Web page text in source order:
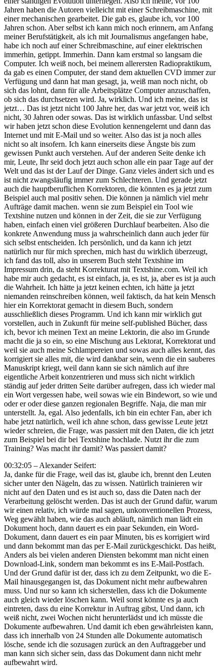
Jahren haben die Autoren vielleicht mit einer Schreibmaschine, mit
einer mechanischen gearbeitet. Die gab es, glaube ich, vor 100
Jahren schon. Aber selbst ich kann mich noch erinnern, am Anfang
meiner Berufstätigkeit, als ich mit Journalismus angefangen habe,
habe ich noch auf einer Schreibmaschine, auf einer elektrischen
immerhin, getippt. Immerhin. Dann kam erstmal so langsam die
Computer. Ich weiß noch, bei meinem allerersten Radiopraktikum,
da gab es einen Computer, der stand dem aktuellen CVD immer zur
Verfügung und dann hat man gesagt, ja, weiß man noch nicht, ob
sich das lohnt, dann für alle Arbeitsplätze Computer anzuschaffen,
ob sich das durchsetzen wird. Ja, wirklich. Und ich meine, das ist
jetzt… Das ist jetzt nicht 100 Jahre her, das war jetzt vor, weiß ich
nicht, 30 Jahren oder sowas. Das ist wirklich unfassbar. Und selbst
wir haben jetzt schon diese Evolution kennengelernt und dann das
Internet und mit E-Mail und so weiter. Also das ist ja noch alles
nicht so alt insofern. Ich kann einerseits diese Ängste bis zum
gewissen Punkt auch verstehen. Auf der anderen Seite denke ich
mir, Leute, Ihr seid doch jetzt auch schon alle ein paar Tage auf der
Welt und das ist der Lauf der Dinge. Ganz vieles ändert sich und es
ist nicht zwangsläufig immer zum Schlechteren. Und gerade jetzt
auch die hauptberuflichen Korrektoren, die könnten es ja jetzt zum
Beispiel auch mal positiv sehen. Die können ja nämlich viel mehr
Aufträge damit machen. wenn sie zum Beispiel ein Tool wie
Textshine nutzen und können in der Zeit, die sie zur Verfügung
haben, einfach einen viel größeren Durchlauf bearbeiten. Also die
konkrete Anwendung muss ja wahrscheinlich dann auch jeder für
sich selbst entscheiden. Ich persönlich, und da kann ich jetzt
natürlich nur für mich sprechen, mich hast du wirklich überzeugt,
ich fand das toll, also in unserem Buch steht Textshine im
Impressum drin, da steht Korrekturat mit Textshine.com. Weil ich
habe mir auch gedacht, es ist einfach, ja, es ist, ja, aber es ist ja auch
die Wahrheit. Ich hätte ja jetzt keinen echten, ich hätte ja jetzt
niemanden reinschreiben können, weil faktisch, da hat kein Mensch
hier ein Korrektorat gemacht in diesem Buch, sondern
ausschließlich dieses Programm. Und ich kann mir wirklich gut
vorstellen, auch in Zukunft für meine self-published Bücher, dass
ich, bevor ich meinen Text an meine Lektorin, die also im Grunde
macht die ja so ein, so eine Mischung aus Lektorat, Korrektorat und
weil sie auch meine Schlampereien und sowas auch alles kennt, das
korrigiert sie alles mit, die wird dankbar sein, wenn die ein sauberes
Manuskript kriegt, weil dann kann sie sich nämlich auf ihre
eigentliche Arbeit konzentrieren und muss sich nicht wirklich
ständig auf jeder dritten Seite darüber aufregen, dass ich wieder mal
ein Wort vergessen habe, weil sowas wie ein Bindewort, so wie und
oder er oder diese ganzen regionalen Begriffe. Naja, die man mir
unterstellt. Ja, egal. Also jedenfalls, ich bin ein echter Fan, aber ich
habe jetzt natürlich, weil ich ahne schon, dass gewisse Leute jetzt
wieder schreien, die Frage, was passiert mit den Daten, die ich jetzt
zum Beispiel bei dir bei Textshine hochlade. Nutzt ihr die zum
Training? Was macht ihr damit? Was passiert damit?
00:32:05 – Alexander Seifert:
Ja, danke für die Frage, weil das ist, glaube ich, brennt den Leuten
sicher unter den Nägeln, das zu wissen. Natürlich trainieren wir
nicht auf den Daten und es ist auch so, dass die Daten nach der
Verarbeitung gelöscht werden. Das ist auch der Grund dafür, warum
wir einen relativ, ich würde mal sagen, unkonventionellen Prozess,
Weg gewählt haben, wie das auch abläuft, nämlich man lädt ein
Dokument hoch, dann dauert es ein paar Sekunden, ein Word-
Dokument, dann dauert es ein paar Minuten, bis es korrigiert wird
und dann bekommt man das per E-Mail zurückgeschickt. Das heißt,
Anders als bei vielen anderen Diensten bekommt man nicht einen
Download-Link, sondern man bekommt es ins E-Mail-Postfach.
Und der Grund dafür ist der, dass ich zu dem Zeitpunkt, wo die E-
Mail hinausgegangen ist, das Dokument nicht mehr aufbewahren
muss. Und nur so kann ich sicherstellen, dass ich die Dokumente
auch gleich wieder löschen kann. Weil sonst könnte es ja auch
eintreten, dass du eine Korrektur in Auftrag gibst, Und dann, ich
weiß nicht, zwei Wochen nicht herunterlädst und ich müsste die
Dokumente aufbewahren. Und damit ich eben gewährleisten kann,
dass ich innerhalb von 24 Stunden alle Dokumente automatisch
lösche, sende ich die sozusagen zurück an den Auftraggeber und
man kann sich sicher sein, dass das Dokument dann nicht mehr
aufbewahrt wird.